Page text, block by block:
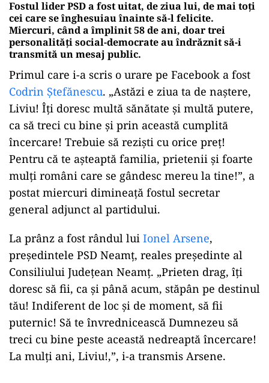
Fostul lider PSD a fost uitat, de ziua lui, de mai toți
cei care se înghesuiau înainte să-l felicite.
Miercuri, când a împlinit 58 de ani, doar trei
personalități social-democrate au îndrăznit să-i
transmită un mesaj public.
Primul care i-a scris o urare pe Facebook a fost
Codrin Ștefănescu. „Astăzi e ziua ta de naștere,
Liviu! Îți doresc multă sănătate și multă putere,
ca să treci cu bine și prin această cumplitā
încercare! Trebuie să reziști cu orice preț!
Pentru că te așteaptă familia, prietenii și foarte
mulți români care se gândesc mereu la tine!”, a
postat miercuri dimineață fostul secretar
general adjunct al partidului.
La prânz a fost rândul lui Ionel Arsene,
președintele PSD Neamț, reales președinte al
Consiliului Județean Neamț. „Prieten drag, îți
doresc să fii, ca și până acum, stăpân pe destinul
tău! Indiferent de loc și de moment, să fii
puternic! Să te învrednicească Dumnezeu să
treci cu bine peste această nedreaptă încercare!
La mulți ani, Liviu!,”, i-a transmis Arsene.